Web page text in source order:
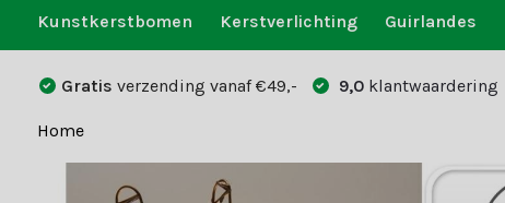
Kunstkerstbomen Kerstverlichting Guirlandes
Gratis verzending vanaf €49,- 9,0 klantwaardering
Home